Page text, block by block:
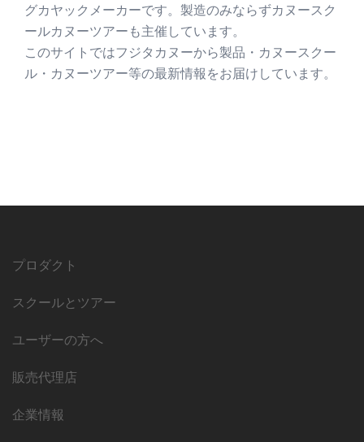
グカヤックメーカーです。製造のみならずカヌースク
ールカヌーツアーも主催しています。
このサイトではフジタカヌーから製品・カヌースクー
ル・カヌーツアー等の最新情報をお届けしています。
プロダクト
スクールとツアー
ユーザーの方へ
販売代理店
企業情報